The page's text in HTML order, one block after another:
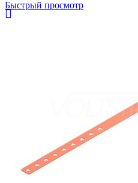
Быстрый просмотр